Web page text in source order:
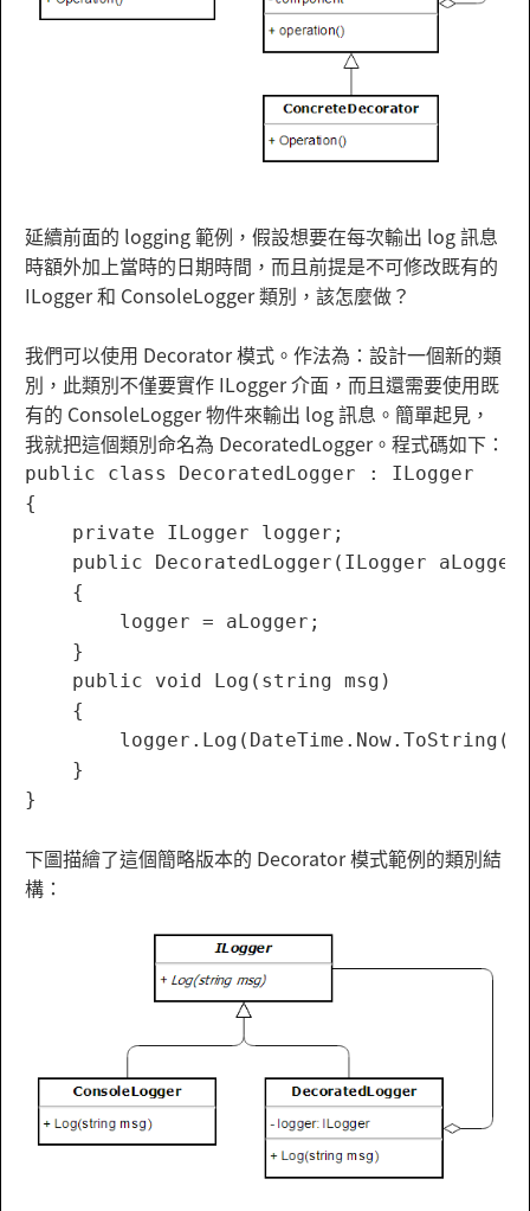
延續前面的 logging 範例，假設想要在每次輸出 log 訊息
時額外加上當時的日期時間，而且前提是不可修改既有的
ILogger 和 ConsoleLogger 類別，該怎麼做？
我們可以使用 Decorator 模式。作法為：設計一個新的類
別，此類別不僅要實作 ILogger 介面，而且還需要使用既
有的 ConsoleLogger 物件來輸出 log 訊息。簡單起見，
我就把這個類別命名為 DecoratedLogger。程式碼如下：
public class DecoratedLogger : ILogger
{
    private ILogger logger;
public DecoratedLogger(ILogger
    {
        logger = aLogger;
    }
    public void Log(string msg)
    {
logger.Log(DateTime.Now.ToString()
    }
下圖描繪了這個簡略版本的 Decorator 模式範例的類別結
構：